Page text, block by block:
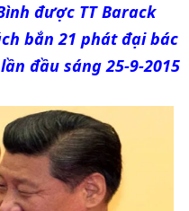
được TT Barack
bắn 21 phát đại bác
đầu sáng 25-9-2015